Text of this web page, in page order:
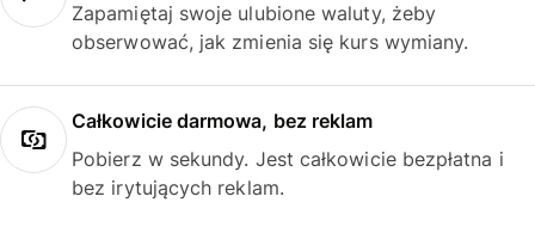
Zapamiętaj swoje ulubione waluty, żeby
obserwować, jak zmienia się kurs wymiany.
Całkowicie darmowa, bez reklam
Pobierz w sekundy. Jest całkowicie bezpłatna i
bez irytujących reklam.